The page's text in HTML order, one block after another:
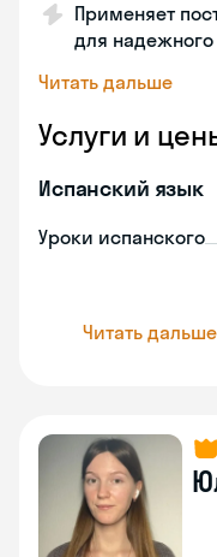
Применяет
для
Читать дальше
Услуги и
Испанский язык
Уроки испанского
Читать дальше